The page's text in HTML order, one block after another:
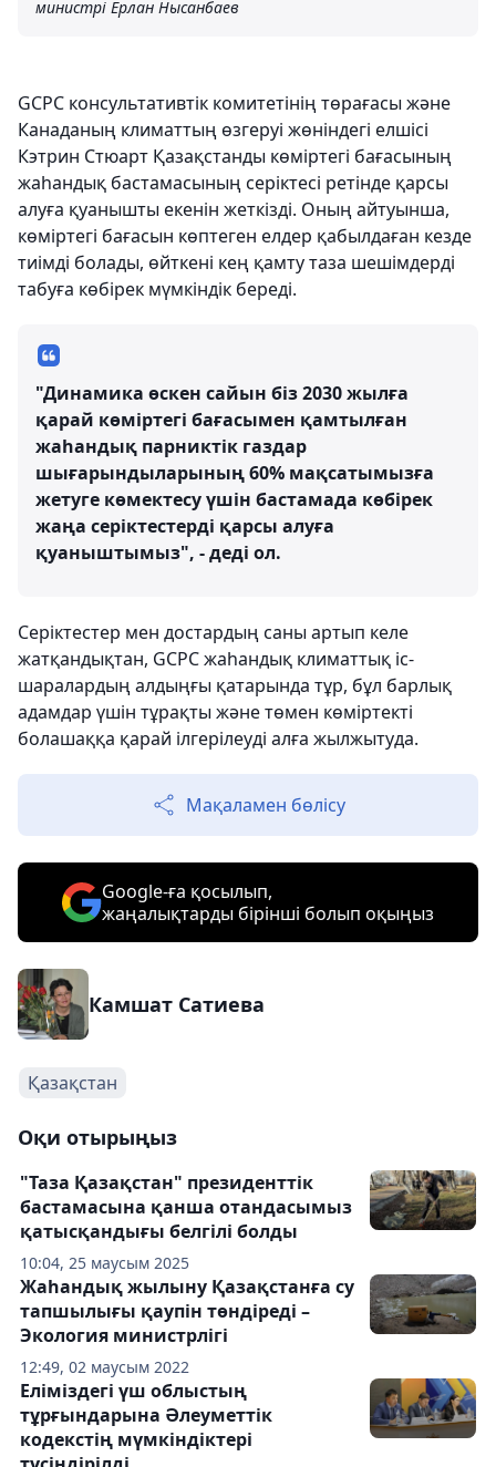
министрі Ерлан Нысанбаев
GCPC консультативтік комитетінің төрағасы және
Канаданың климаттың өзгеруі жөніндегі елшісі
Кэтрин Стюарт Қазақстанды көміртегі бағасының
жаһандық бастамасының серіктесі ретінде қарсы
алуға қуанышты екенін жеткізді. Оның айтуынша,
көміртегі бағасын көптеген елдер қабылдаған кезде
тиімді болады, өйткені кең қамту таза шешімдерді
табуға көбірек мүмкіндік береді.
"Динамика өскен сайын біз 2030 жылға
қарай көміртегі бағасымен қамтылған
жаһандық парниктік газдар
шығарындыларының 60% мақсатымызға
жетуге көмектесу үшін бастамада көбірек
жаңа серіктестерді қарсы алуға
қуаныштымыз", - деді ол.
Серіктестер мен достардың саны артып келе
жатқандықтан, GCPC жаһандық климаттық іс-
шаралардың алдыңғы қатарында тұр, бұл барлық
адамдар үшін тұрақты және төмен көміртекті
болашаққа қарай ілгерілеуді алға жылжытуда.
Мақаламен бөлісу
Google-ға қосылып,
жаңалықтарды бірінші болып оқыңыз
Камшат Сатиева
Қазақстан
Оқи отырыңыз
10:04, 25 маусым 2025
"Таза Қазақстан" президенттік
бастамасына қанша отандасымыз
қатысқандығы белгілі болды
12:49, 02 маусым 2022
Жаһандық жылыну Қазақстанға су
тапшылығы қаупін төндіреді –
Экология министрлігі
Еліміздегі үш облыстың
тұрғындарына Әлеуметтік
кодекстің мүмкіндіктері